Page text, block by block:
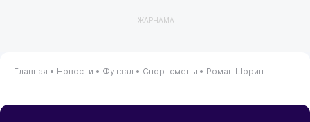
ЖАРНАМА
Главная • Новости • Футзал • Спортсмены • Роман Шорин